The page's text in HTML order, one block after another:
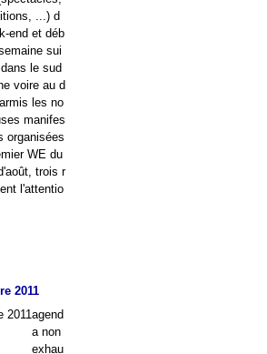
...) d
end et déb
sui
le sud
voire au d
les no
manifes
organisées
WE du
trois r
l'attentio
2011
agend
a non
exhau